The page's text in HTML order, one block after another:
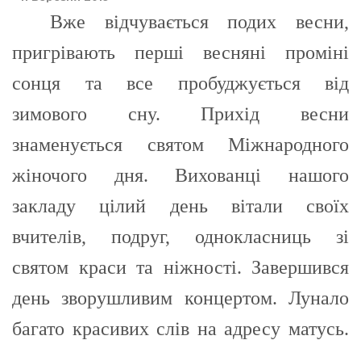
Вже відчувається подих весни,
пригрівають перші весняні проміні
сонця та все пробуджується від
зимового сну. Прихід весни
знаменується святом Міжнародного
жіночого дня. Вихованці нашого
закладу цілий день вітали своїх
вчителів, подруг, однокласниць зі
святом краси та ніжності. Завершився
день зворушливим концертом. Лунало
багато красивих слів на адресу матусь.